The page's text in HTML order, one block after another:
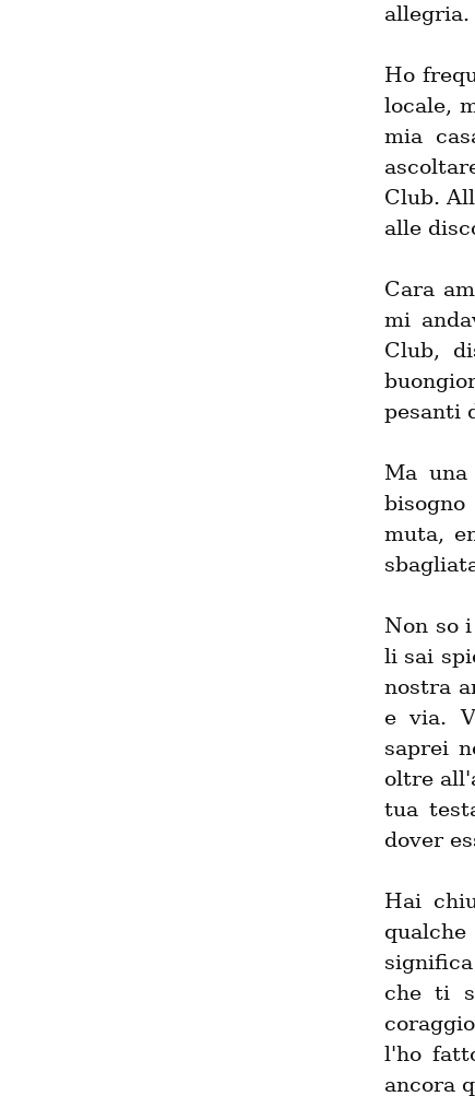
allegria.
Ho
locale,
mia
Club.
alle
Cara
mi
Club,
pesanti
Ma
muta,
Non so
li sai
nostra
e via.
saprei
oltre
tua
dover
Hai
che ti
l'ho
ancora